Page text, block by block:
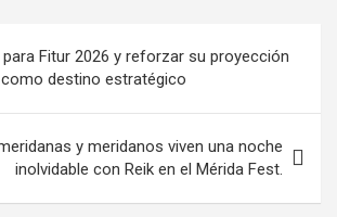
Fitur 2026 y reforzar su proyección
destino estratégico
y meridanos viven una noche
inolvidable con Reik en el Mérida Fest.